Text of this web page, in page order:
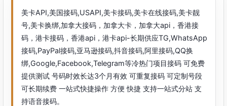
美卡API,美国接码,USAPI,美卡接码,美卡在线接码,美卡靓
号,美卡换绑,加拿大接码，加拿大卡，加拿大api，香港接
码，港卡接码，香港api，港卡api-长期供应TG,WhatsApp
接码,PayPal接码,亚马逊接码,抖音接码,阿里接码,QQ换
绑,Google,Facebook,Telegram等冷热门项目接码 可免费
提供测试 号码时效长达3个月有效 可重复接码 可定制号段
可长期续费 一站式快捷操作 方便 快捷 支持一站式分站 支
持语音接码。